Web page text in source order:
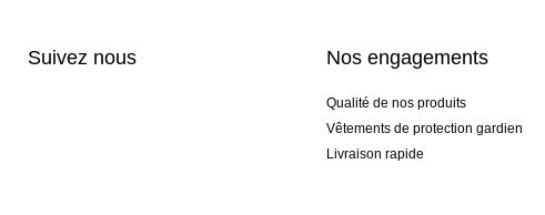
Suivez nous Nos engagements
Qualité de nos produits
Vêtements de protection gardien
Livraison rapide